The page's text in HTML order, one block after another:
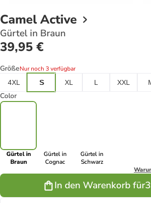
Camel Active
Gürtel in Braun
39,95 €
GrößeNur noch 3 verfügbar
4XL
S XL L XXL
Color
Gürtel in
Braun
Gürtel in
Cognac
Gürtel in
Schwarz
In den Warenkorb für